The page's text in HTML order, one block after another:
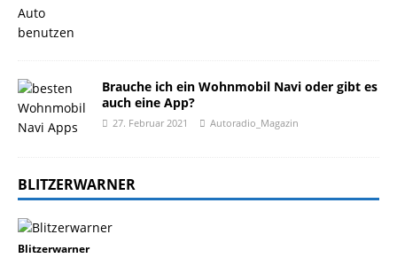
Brauche ich ein Wohnmobil Navi oder gibt es
auch eine App?
27. Februar 2021 Autoradio_Magazin
BLITZERWARNER
Blitzerwarner